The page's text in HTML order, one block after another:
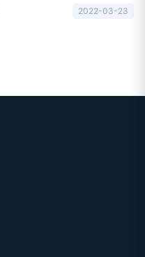
2022-03-23